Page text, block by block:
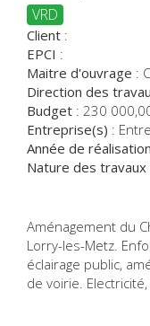
VRD
Client :
EPCI :
Maitre d'ouvrage :
Direction des
Budget : 230
Entreprise(s) :
Année de réalisation
Nature des travaux
Aménagement du
Lorry-les-Metz.
éclairage public,
de voirie.